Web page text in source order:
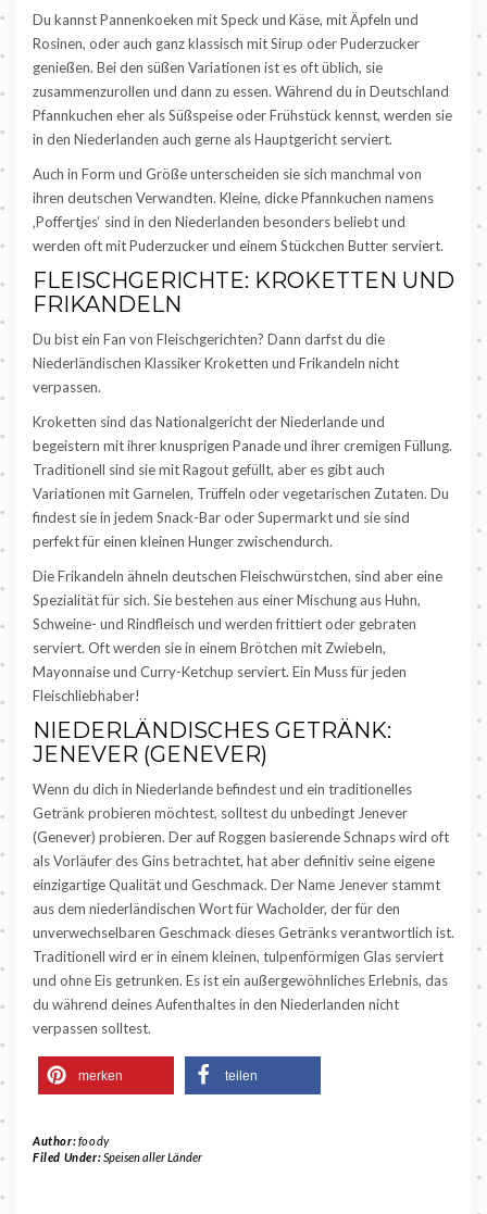
Du kannst Pannenkoeken mit Speck und Käse, mit Äpfeln und
Rosinen, oder auch ganz klassisch mit Sirup oder Puderzucker
genießen. Bei den süßen Variationen ist es oft üblich, sie
zusammenzurollen und dann zu essen. Während du in Deutschland
Pfannkuchen eher als Süßspeise oder Frühstück kennst, werden sie
in den Niederlanden auch gerne als Hauptgericht serviert.
Auch in Form und Größe unterscheiden sie sich manchmal von
ihren deutschen Verwandten. Kleine, dicke Pfannkuchen namens
‚Poffertjes‘ sind in den Niederlanden besonders beliebt und
werden oft mit Puderzucker und einem Stückchen Butter serviert.
FLEISCHGERICHTE: KROKETTEN UND
FRIKANDELN
Du bist ein Fan von Fleischgerichten? Dann darfst du die
Niederländischen Klassiker Kroketten und Frikandeln nicht
verpassen.
Kroketten sind das Nationalgericht der Niederlande und
begeistern mit ihrer knusprigen Panade und ihrer cremigen Füllung.
Traditionell sind sie mit Ragout gefüllt, aber es gibt auch
Variationen mit Garnelen, Trüffeln oder vegetarischen Zutaten. Du
findest sie in jedem Snack-Bar oder Supermarkt und sie sind
perfekt für einen kleinen Hunger zwischendurch.
Die Frikandeln ähneln deutschen Fleischwürstchen, sind aber eine
Spezialität für sich. Sie bestehen aus einer Mischung aus Huhn,
Schweine- und Rindfleisch und werden frittiert oder gebraten
serviert. Oft werden sie in einem Brötchen mit Zwiebeln,
Mayonnaise und Curry-Ketchup serviert. Ein Muss für jeden
Fleischliebhaber!
NIEDERLÄNDISCHES GETRÄNK:
JENEVER (GENEVER)
Wenn du dich in Niederlande befindest und ein traditionelles
Getränk probieren möchtest, solltest du unbedingt Jenever
(Genever) probieren. Der auf Roggen basierende Schnaps wird oft
als Vorläufer des Gins betrachtet, hat aber definitiv seine eigene
einzigartige Qualität und Geschmack. Der Name Jenever stammt
aus dem niederländischen Wort für Wacholder, der für den
unverwechselbaren Geschmack dieses Getränks verantwortlich ist.
Traditionell wird er in einem kleinen, tulpenförmigen Glas serviert
und ohne Eis getrunken. Es ist ein außergewöhnliches Erlebnis, das
du während deines Aufenthaltes in den Niederlanden nicht
verpassen solltest.
merken teilen
Author:foody
Filed Under:Speisen aller Länder